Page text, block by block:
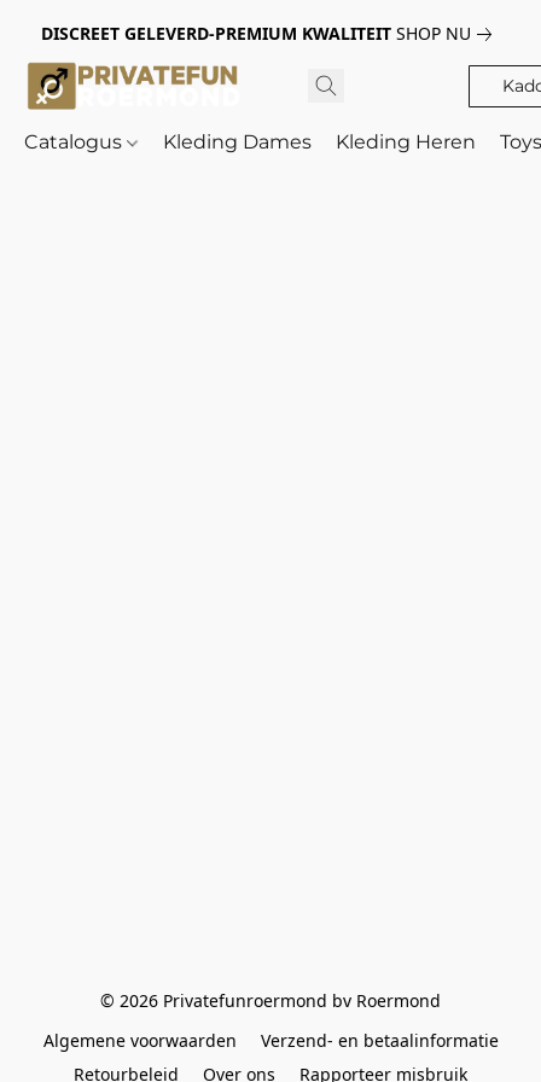
DISCREET GELEVERD-PREMIUM KWALITEIT SHOP NU
Catalogus Kleding Dames Kleding Heren
© 2026 Privatefunroermond bv Roermond
Algemene voorwaarden
Verzend- en betaalinformatie
Retourbeleid
Over ons Rapporteer misbruik